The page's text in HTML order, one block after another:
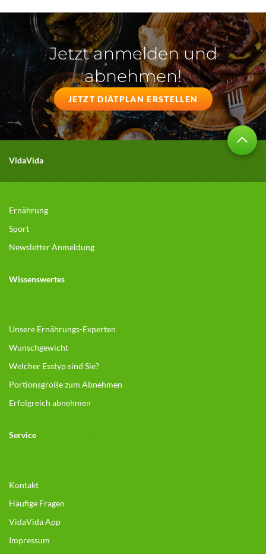
Jetzt anmelden und
abnehmen!
JETZT DIÄTPLAN ERSTELLEN
VidaVida
Ernährung
Sport
Newsletter Anmeldung
Wissenswertes
Unsere Ernährungs-Experten
Wunschgewicht
Welcher Esstyp sind Sie?
Portionsgröße zum Abnehmen
Erfolgreich abnehmen
Service
Kontakt
Häufige Fragen
VidaVida App
Impressum